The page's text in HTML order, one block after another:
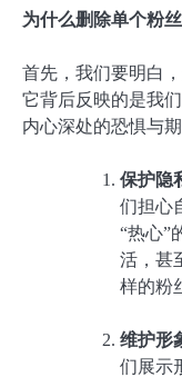
为什么删除单个粉
首先，我们要明白
它背后反映的是我
内心深处的恐惧与期
保护隐
们担心
“热心”
活，甚
样的粉
维护形
们展示